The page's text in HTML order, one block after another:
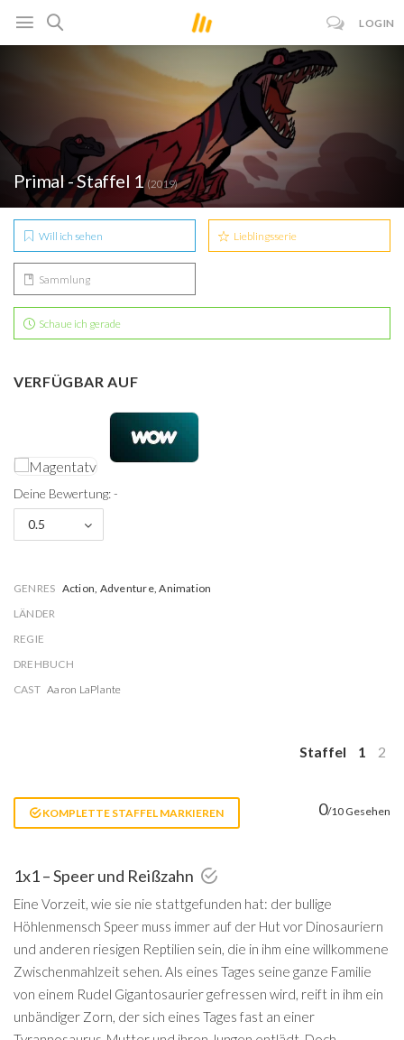
LOGIN
Primal - Staffel 1(2019)
Will ich sehen Lieblingsserie
Sammlung
Schaue ich gerade
VERFÜGBAR AUF
Deine Bewertung: -
0.5
GENRES Action, Adventure, Animation
LÄNDER
REGIE
DREHBUCH
CAST Aaron LaPlante
Staffel 1 2
KOMPLETTE STAFFEL MARKIEREN 0/10 Gesehen
1x1 – Speer und Reißzahn
Eine Vorzeit, wie sie nie stattgefunden hat: der bullige
Höhlenmensch Speer muss immer auf der Hut vor Dinosauriern
und anderen riesigen Reptilien sein, die in ihm eine willkommene
Zwischenmahlzeit sehen. Als eines Tages seine ganze Familie
von einem Rudel Gigantosaurier gefressen wird, reift in ihm ein
unbändiger Zorn, der sich eines Tages fast an einer